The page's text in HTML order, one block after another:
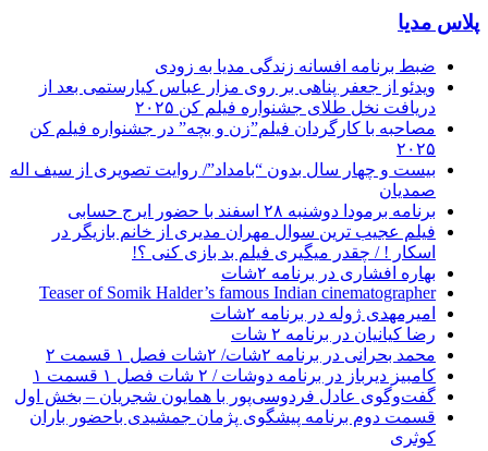
پلاس مدیا
ضبط برنامه افسانه زندگی مدیا به زودی
ویدئو از جعفر پناهی بر روی مزار عباس کیارستمی بعد از
دریافت نخل طلای جشنواره فیلم کن ۲۰۲۵
مصاحبه با کارگردان فیلم”زن و بچه” در جشنواره فیلم کن
۲۰۲۵
بیست و چهار سال بدون “بامداد”/ روایت تصویری از سیف اله
صمدیان
برنامه برمودا دوشنبه ۲۸ اسفند با حضور ایرج حسابی
فیلم عجیب ترین سوال مهران مدیری از خانم بازیگر در
اسکار ! / چقدر میگیری فیلم بد بازی کنی ؟!
بهاره افشاری در برنامه ۲شات
Teaser of Somik Halder’s famous Indian cinematographer
امیرمهدی ژوله در برنامه ۲شات
رضا کیانیان در برنامه ۲ شات
محمد بحرانی در برنامه ۲شات/ ۲شات فصل ۱ قسمت ۲
کامبیز دیرباز در برنامه دوشات / ۲ شات فصل ۱ قسمت ۱
گفت‌وگوی عادل فردوسی‌پور با همایون شجریان – بخش اول
قسمت دوم برنامه پیشگوی پژمان جمشیدی باحضور باران
کوثری